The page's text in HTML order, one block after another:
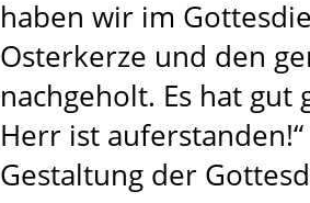
haben wir im
Osterkerze und den
nachgeholt. Es hat
Herr ist
Gestaltung der